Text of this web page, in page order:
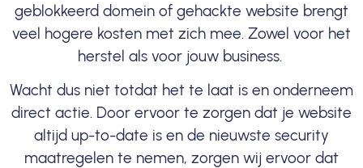
geblokkeerd domein of gehackte website brengt
veel hogere kosten met zich mee. Zowel voor het
herstel als voor jouw business.
Wacht dus niet totdat het te laat is en onderneem
direct actie. Door ervoor te zorgen dat je website
altijd up-to-date is en de nieuwste security
maatregelen te nemen, zorgen wij ervoor dat